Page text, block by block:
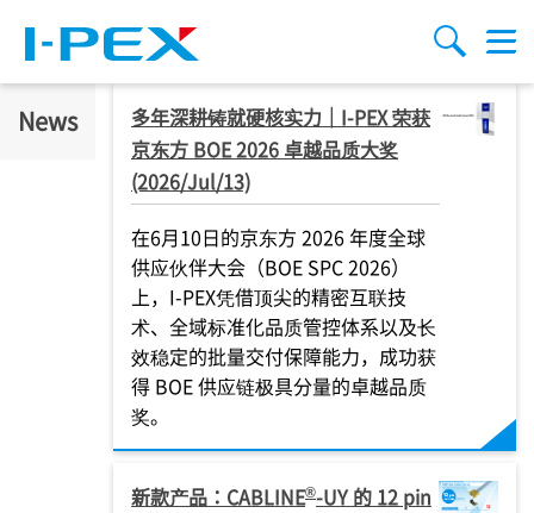
搜索
Menu
News 多年深耕铸就硬核实力｜ I-PEX荣获
京东方 BOE 2026 卓越品质大奖
(2026/Jul/13)
在6月10日的京东方 2026 年度全球
供应伙伴大会（BOE SPC 2026）
上， I-PEX凭借顶尖的精密互联技
术、全域标准化品质管控体系以及长
效稳定的批量交付保障能力，成功获
得 BOE 供应链极具分量的卓越品质
奖。
新款产品：CABLINE®-UY 的 12 pin